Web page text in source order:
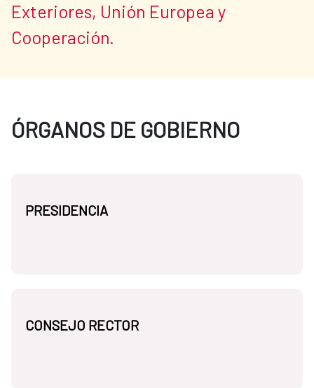
Exteriores, Unión Europea y
Cooperación.
ÓRGANOS DE GOBIERNO
PRESIDENCIA
CONSEJO RECTOR